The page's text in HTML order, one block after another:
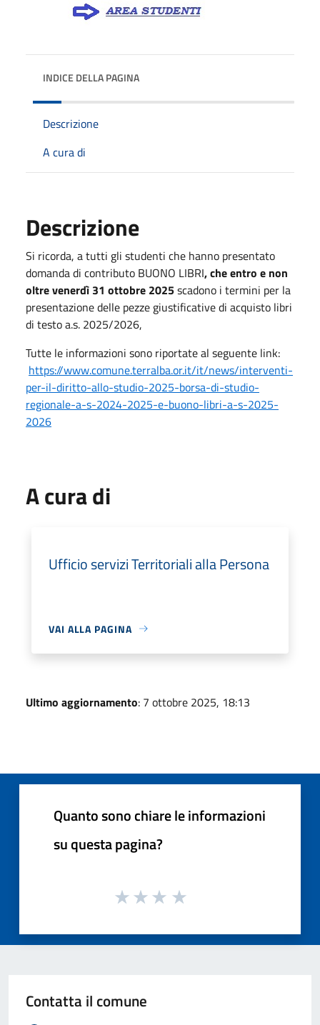
INDICE DELLA PAGINA
Descrizione
A cura di
Descrizione
Si ricorda, a tutti gli studenti che hanno presentato
domanda di contributo BUONO LIBRI, che entro e non
oltre venerdì 31 ottobre 2025scadono i termini per la
presentazione delle pezze giustificative di acquisto libri
di testo a.s. 2025/2026,
Tutte le informazioni sono riportate al seguente link:
https://www.comune.terralba.or.it/it/news/interventi-
per-il-diritto-allo-studio-2025-borsa-di-studio-
regionale-a-s-2024-2025-e-buono-libri-a-s-2025-
2026
A cura di
Ufficio servizi Territoriali alla Persona
VAI ALLA PAGINA
Ultimo aggiornamento: 7 ottobre 2025, 18:13
Quanto sono chiare le informazioni
su questa pagina?
Contatta il comune